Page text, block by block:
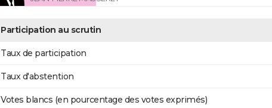
Participation au scrutin
Taux de participation
Taux d'abstention
Votes blancs (en pourcentage des votes exprimés)